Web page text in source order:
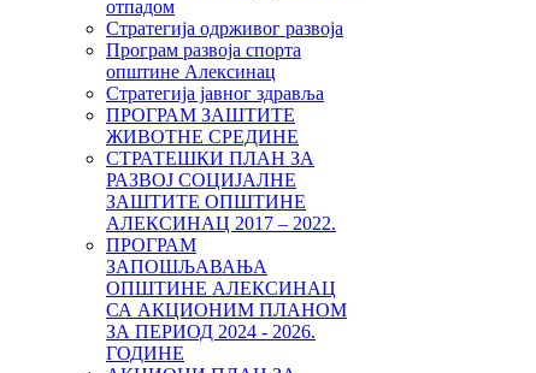
отпадом
Стратегија одрживог развоја
Програм развоја спорта
општине Алексинац
Стратегија јавног здравља
ПРОГРАМ ЗАШТИТЕ
ЖИВОТНЕ СРЕДИНЕ
СТРАТЕШКИ ПЛАН ЗА
РАЗВОЈ СОЦИЈАЛНЕ
ЗАШТИТЕ ОПШТИНЕ
АЛЕКСИНАЦ 2017 – 2022.
ПРОГРАМ
ЗАПОШЉАВАЊА
ОПШТИНЕ АЛЕКСИНАЦ
СА АКЦИОНИМ ПЛАНОМ
ЗА ПЕРИОД 2024 - 2026.
ГОДИНЕ